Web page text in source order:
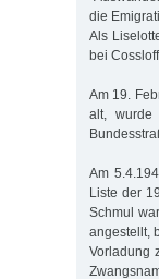
die
Als
bei
Am 19.
alt, wurde
Am
Liste der
Schmul
angestellt,
Vorladung